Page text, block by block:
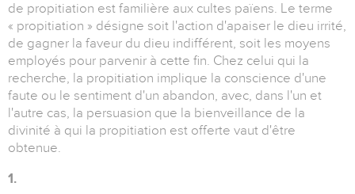
de propitiation est familière aux cultes païens. Le terme
« propitiation » désigne soit l'action d'apaiser le dieu irrité,
de gagner la faveur du dieu indifférent, soit les moyens
employés pour parvenir à cette fin. Chez celui qui la
recherche, la propitiation implique la conscience d'une
faute ou le sentiment d'un abandon, avec, dans l'un et
l'autre cas, la persuasion que la bienveillance de la
divinité à qui la propitiation est offerte vaut d'être
obtenue.
1.